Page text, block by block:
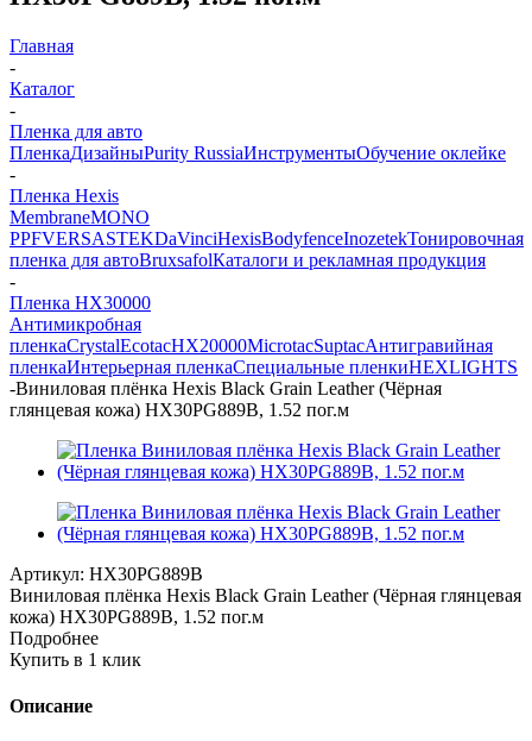
Главная
-
Каталог
-
Пленка для авто
ПленкаДизайныPurity RussiaИнструментыОбучение оклейке
-
Пленка Hexis
MembraneMONO
PPFVERSASTEKDaVinciHexisBodyfenceInozetekТонировочная
пленка для автоBruxsafolКаталоги и рекламная продукция
-
Пленка HX30000
Антимикробная
пленкаCrystalEcotacHX20000MicrotacSuptacАнтигравийная
пленкаИнтерьерная пленкаСпециальные пленкиHEXLIGHTS
-Виниловая плёнка Hexis Black Grain Leather (Чёрная
глянцевая кожа) HX30PG889B, 1.52 пог.м
Артикул: HX30PG889B
Виниловая плёнка Hexis Black Grain Leather (Чёрная глянцевая
кожа) HX30PG889B, 1.52 пог.м
Подробнее
Купить в 1 клик
Описание